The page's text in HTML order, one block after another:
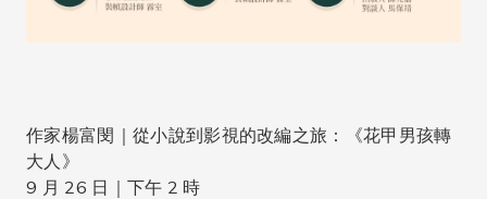
作家楊富閔｜從小說到影視的改編之旅：《花甲男孩轉
大人》
9 月 26 日｜下午 2 時